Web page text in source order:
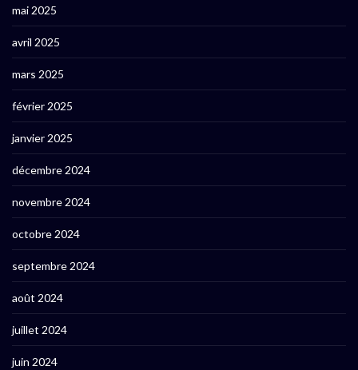
mai 2025
avril 2025
mars 2025
février 2025
janvier 2025
décembre 2024
novembre 2024
octobre 2024
septembre 2024
août 2024
juillet 2024
juin 2024